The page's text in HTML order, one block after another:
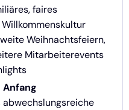
faires
Weihnachtsfeiern,
Mitarbeiterevents